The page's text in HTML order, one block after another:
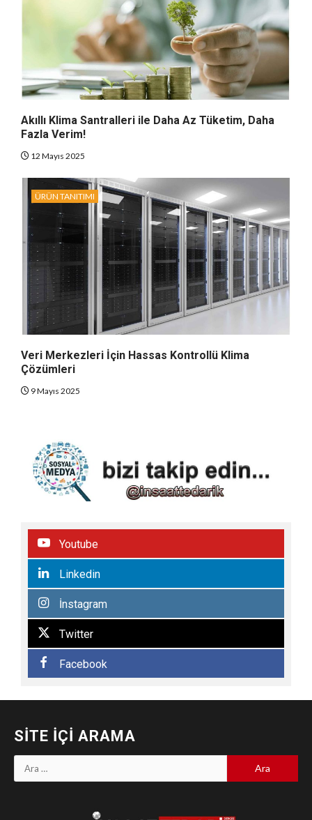
Akıllı Klima Santralleri ile Daha Az Tüketim, Daha
Fazla Verim!
12 Mayıs 2025
ÜRÜN TANITIMI
Veri Merkezleri İçin Hassas Kontrollü Klima
Çözümleri
9 Mayıs 2025
Youtube
Linkedin
İnstagram
Twitter
Facebook
SITE İÇI ARAMA
Arama: